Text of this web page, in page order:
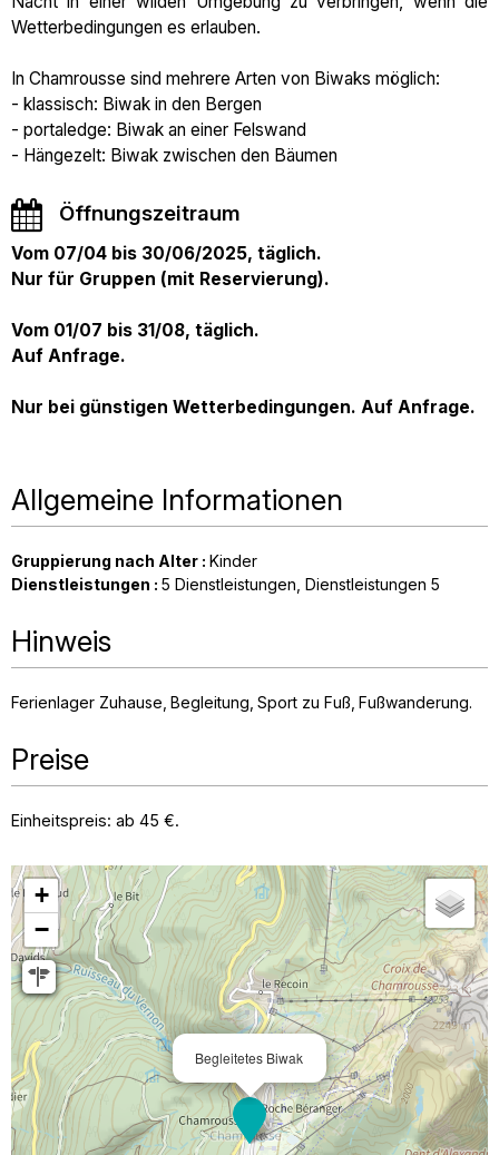
Wetterbedingungen es erlauben.
In Chamrousse sind mehrere Arten von Biwaks möglich:
- klassisch: Biwak in den Bergen
- portaledge: Biwak an einer Felswand
- Hängezelt: Biwak zwischen den Bäumen
Öffnungszeitraum
Vom 07/04 bis 30/06/2025, täglich.
Nur für Gruppen (mit Reservierung).
Vom 01/07 bis 31/08, täglich.
Auf Anfrage.
Nur bei günstigen Wetterbedingungen. Auf Anfrage.
Allgemeine Informationen
Gruppierung nach Alter : Kinder
Dienstleistungen : 5 Dienstleistungen Dienstleistungen 5
Hinweis
Ferienlager Zuhause Begleitung Sport zu Fuß Fußwanderung
Preise
Einheitspreis: ab 45 €.
Begleitetes Biwak
+
−